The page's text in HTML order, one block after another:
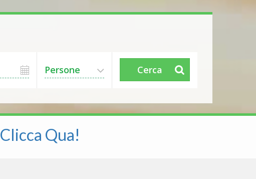
Persone Cerca
Clicca Qua!